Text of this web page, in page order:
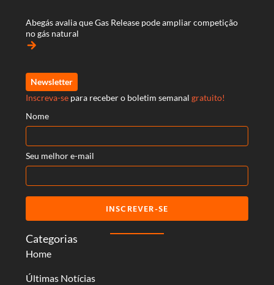
Categorias
Home
Últimas Notícias
Abegás avalia que Gas Release pode ampliar competição
no gás natural
arrow_forward
Newsletter
Inscreva-se para receber o boletim semanal gratuito!
Nome
Seu melhor e-mail
INSCREVER-SE